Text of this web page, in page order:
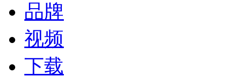
品牌
视频
下载